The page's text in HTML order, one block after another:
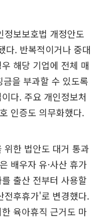
보보호법 개정안도
다. 반복적이거나 중대
해당 기업에 전체 매
을 부과할 수 있도록
다. 주요 개인정보처
인증도 의무화했다.
위한 법안도 대거 통과
배우자 유·사산 휴가
출산 전부터 사용할
전후휴가'로 변경했다.
육아휴직 근거도 마